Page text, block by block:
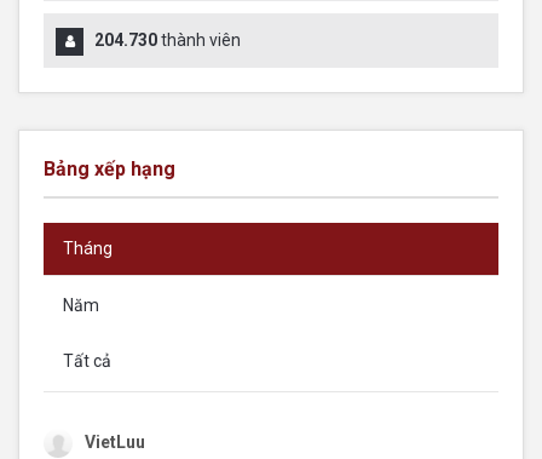
204.730thành viên
Bảng xếp hạng
Tháng
Năm
Tất cả
VietLuu